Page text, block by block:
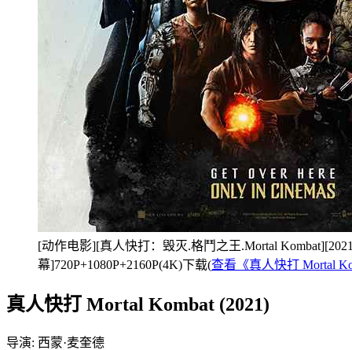
[动作电影][真人快打：毁灭.格鬥之王.Mortal
幕]720P+1080P+2160P(4K)下载(查看《真人快打 Mortal
真人快打 Mortal Kombat (2021)
导演: 西蒙·麦奎德